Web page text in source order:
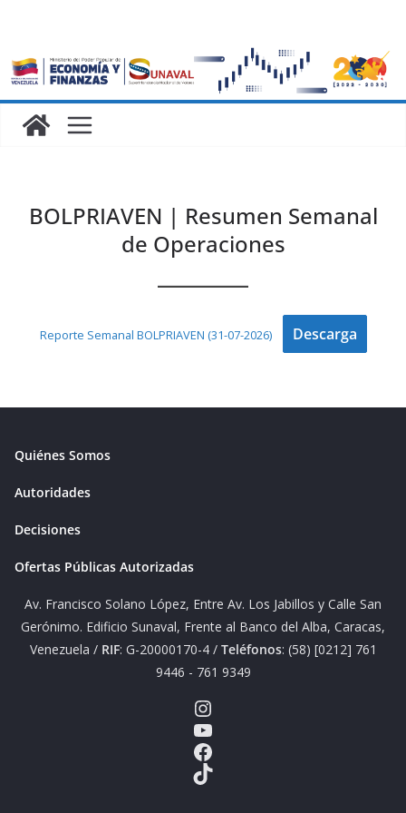
BOLPRIAVEN | Resumen Semanal
de Operaciones
Reporte Semanal BOLPRIAVEN (31-07-2026) Descarga
Quiénes Somos
Autoridades
Decisiones
Ofertas Públicas Autorizadas
Av. Francisco Solano López, Entre Av. Los Jabillos y Calle San
Gerónimo. Edificio Sunaval, Frente al Banco del Alba, Caracas,
Venezuela / RIF: G-20000170-4 / Teléfonos: (58) [0212] 761
9446 - 761 9349